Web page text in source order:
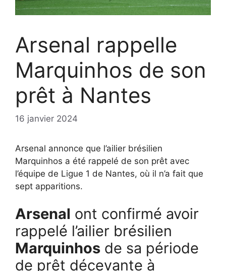
Arsenal rappelle
Marquinhos de son
prêt à Nantes
16 janvier 2024
Arsenal annonce que l’ailier brésilien
Marquinhos a été rappelé de son prêt avec
l’équipe de Ligue 1 de Nantes, où il n’a fait que
sept apparitions.
Arsenal ont confirmé avoir
rappelé l’ailier brésilien
Marquinhos de sa période
de prêt décevante à